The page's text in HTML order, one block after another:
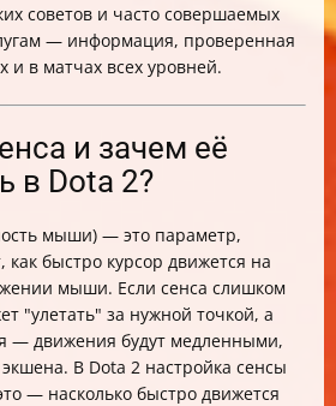
советов и часто совершаемых
— информация, проверенная
и в матчах всех уровней.
и зачем её
в Dota 2?
мыши) — это параметр,
как быстро курсор движется на
мыши. Если сенса слишком
"улетать" за нужной точкой, а
— движения будут медленными,
В Dota 2 настройка сенсы
— насколько быстро движется